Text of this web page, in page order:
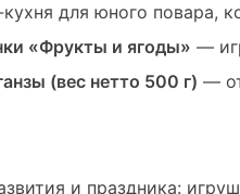
для юного повара,
«Фрукты и ягоды» —
(вес нетто 500 г) —
и праздника: